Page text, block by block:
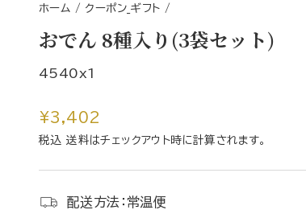
ホーム / クーポン_ギフト /
おでん 8種入り(3袋セット)
4540x1
通
常
¥3,402
税込 送料はチェックアウト時に計算されます。
配送方法：常温便